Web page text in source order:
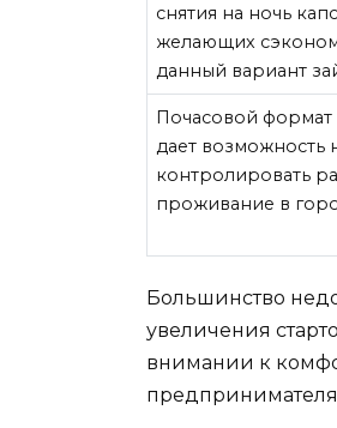
снятия на ночь
желающих
данный вариант
Почасовой формат
дает возможность
контролировать
проживание в
Большинство
увеличения
внимании к
предпринимателя